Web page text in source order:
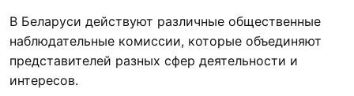
В Беларуси действуют различные общественные
наблюдательные комиссии, которые объединяют
представителей разных сфер деятельности и
интересов.